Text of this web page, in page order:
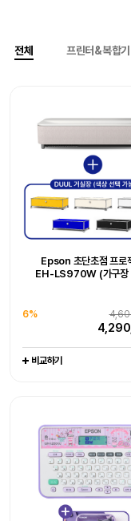
전체 프린터&복합기
Epson 초단초점 프로
EH-LS970W (가구장
6%
비교하기
Epson EcoTank 팩스
엡손케어 1년 포함 패키지
비교하기
EH-LS970W 엡손 케어 -
Epson 네이머
LW-K200KU 쿠로미 라
23%
비교하기
Epson 초단초점 프로
EH-LS970W (가구장